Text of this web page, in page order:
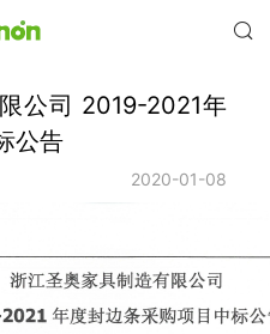
公司 2019-2021年
公告
2020-01-08